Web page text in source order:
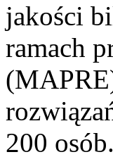
jakości
ramach
200